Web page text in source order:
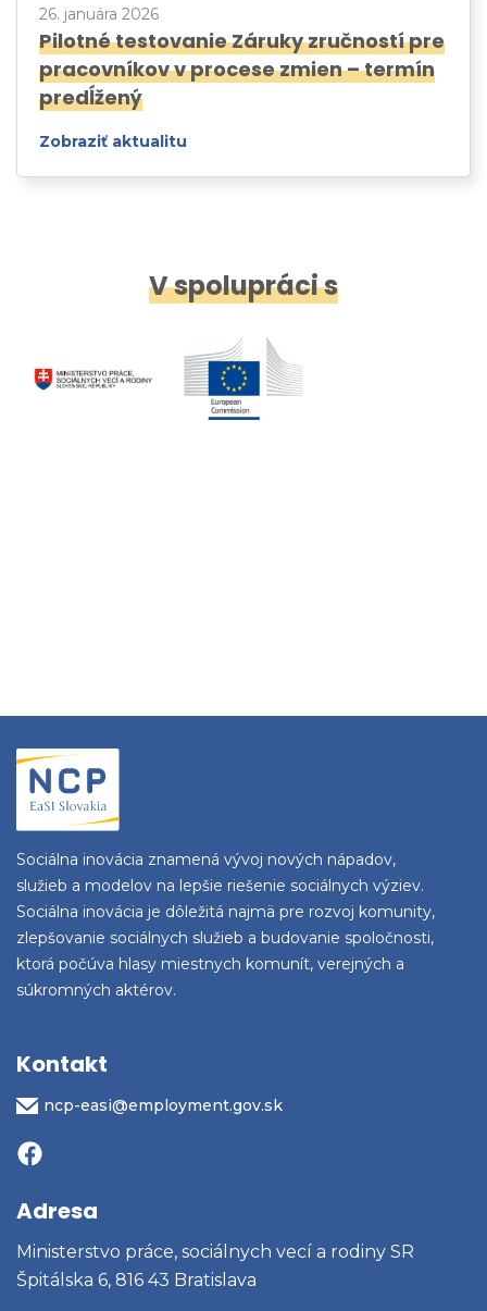
26. januára 2026
Pilotné testovanie Záruky zručností pre
pracovníkov v procese zmien – termín
predĺžený
Zobraziť aktualitu
V spolupráci s
Sociálna inovácia znamená vývoj nových nápadov,
služieb a modelov na lepšie riešenie sociálnych výziev.
Sociálna inovácia je dôležitá najmä pre rozvoj komunity,
zlepšovanie sociálnych služieb a budovanie spoločnosti,
ktorá počúva hlasy miestnych komunít, verejných a
súkromných aktérov.
Kontakt
ncp-easi@employment.gov.sk
Adresa
Ministerstvo práce, sociálnych vecí a rodiny SR
Špitálska 6, 816 43 Bratislava